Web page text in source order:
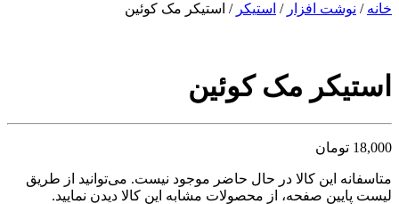
خانه / نوشت افزار / استیکر / استیکر مک کوئین
استیکر مک کوئین
18,000 تومان
متاسفانه این کالا در حال حاضر موجود نیست. می‌توانید از طریق
لیست پایین صفحه، از محصولات مشابه این کالا دیدن نمایید.